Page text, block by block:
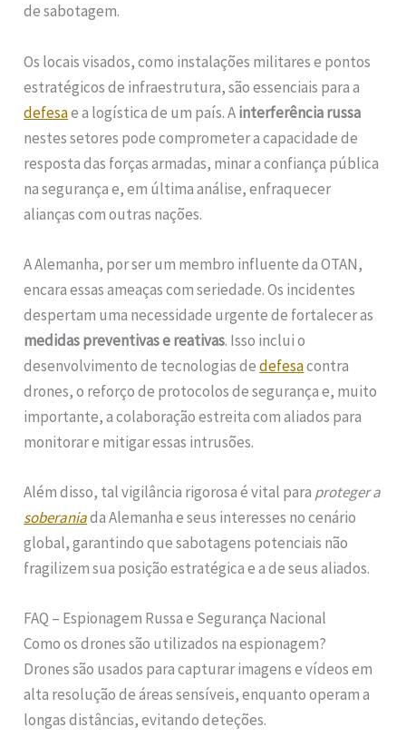
de sabotagem.
Os locais visados, como instalações militares e pontos
estratégicos de infraestrutura, são essenciais para a
defesae a logística de um país. Ainterferência russa
nestes setores pode comprometer a capacidade de
resposta das forças armadas, minar a confiança pública
na segurança e, em última análise, enfraquecer
alianças com outras nações.
A Alemanha, por ser um membro influente da OTAN,
encara essas ameaças com seriedade. Os incidentes
despertam uma necessidade urgente de fortalecer as
medidas preventivas e reativas. Isso inclui o
desenvolvimento de tecnologias dedefesacontra
drones, o reforço de protocolos de segurança e, muito
importante, a colaboração estreita com aliados para
monitorar e mitigar essas intrusões.
Além disso, tal vigilância rigorosa é vital para proteger a
soberaniada Alemanha e seus interesses no cenário
global, garantindo que sabotagens potenciais não
fragilizem sua posição estratégica e a de seus aliados.
FAQ – Espionagem Russa e Segurança Nacional
Como os drones são utilizados na espionagem?
Drones são usados para capturar imagens e vídeos em
alta resolução de áreas sensíveis, enquanto operam a
longas distâncias, evitando deteções.